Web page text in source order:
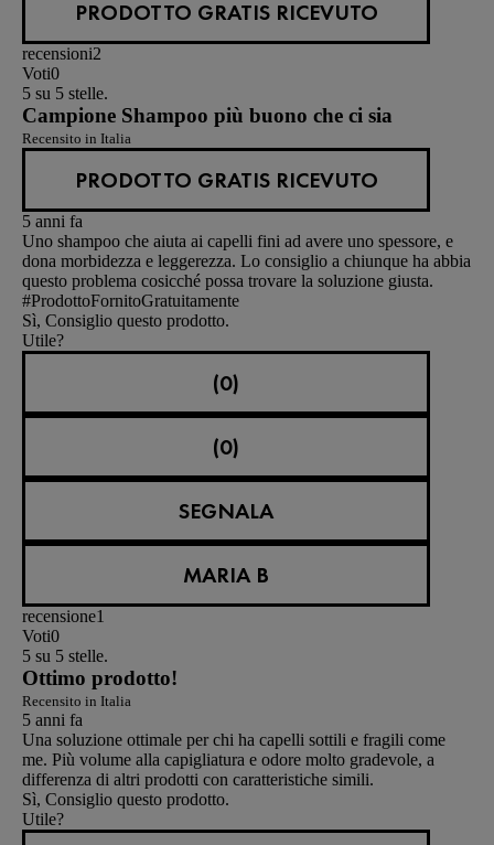
PRODOTTO GRATIS RICEVUTO
recensioni2
Voti0
5 su 5 stelle.
Campione Shampoo più buono che ci sia
Recensito in Italia
PRODOTTO GRATIS RICEVUTO
5 anni fa
Uno shampoo che aiuta ai capelli fini ad avere uno spessore, e
dona morbidezza e leggerezza. Lo consiglio a chiunque ha abbia
questo problema cosicché possa trovare la soluzione giusta.
#ProdottoFornitoGratuitamente
Sì, Consiglio questo prodotto.
Utile?
(0)
(0)
SEGNALA
MARIA B
recensione1
Voti0
5 su 5 stelle.
Ottimo prodotto!
Recensito in Italia
5 anni fa
Una soluzione ottimale per chi ha capelli sottili e fragili come
me. Più volume alla capigliatura e odore molto gradevole, a
differenza di altri prodotti con caratteristiche simili.
Sì, Consiglio questo prodotto.
Utile?